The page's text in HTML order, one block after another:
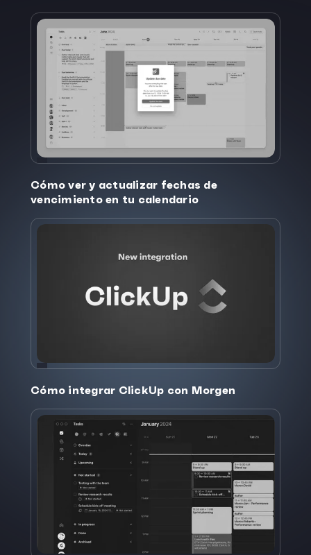
Cómo ver y actualizar fechas de
vencimiento en tu calendario
Cómo integrar ClickUp con Morgen